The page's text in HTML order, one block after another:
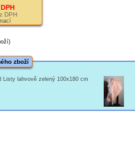
DPH
zboží
Listy lahvově zelený 100x180 cm